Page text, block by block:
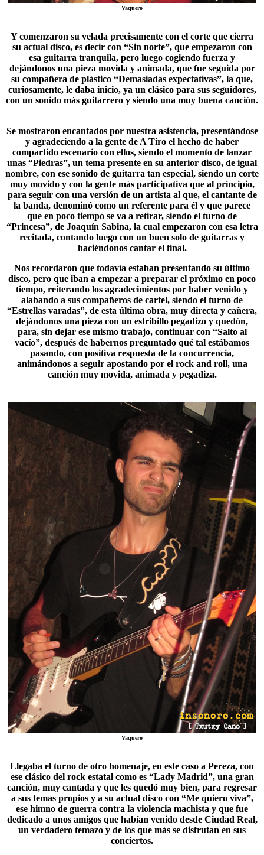
Vaquero
Y comenzaron su velada precisamente con el corte que cierra
su actual disco, es decir con “Sin norte”, que empezaron con
esa guitarra tranquila, pero luego cogiendo fuerza y
dejándonos una pieza movida y animada, que fue seguida por
su compañera de plástico “Demasiadas expectativas”, la que,
curiosamente, le daba inicio, ya un clásico para sus seguidores,
con un sonido más guitarrero y siendo una muy buena canción.
Se mostraron encantados por nuestra asistencia, presentándose
y agradeciendo a la gente de A Tiro el hecho de haber
compartido escenario con ellos, siendo el momento de lanzar
unas “Piedras”, un tema presente en su anterior disco, de igual
nombre, con ese sonido de guitarra tan especial, siendo un corte
muy movido y con la gente más participativa que al principio,
para seguir con una versión de un artista al que, el cantante de
la banda, denominó como un referente para él y que parece
que en poco tiempo se va a retirar, siendo el turno de
“Princesa”, de Joaquín Sabina, la cual empezaron con esa letra
recitada, contando luego con un buen solo de guitarras y
haciéndonos cantar el final.
Nos recordaron que todavía estaban presentando su último
disco, pero que iban a empezar a preparar el próximo en poco
tiempo, reiterando los agradecimientos por haber venido y
alabando a sus compañeros de cartel, siendo el turno de
“Estrellas varadas”, de esta última obra, muy directa y cañera,
dejándonos una pieza con un estribillo pegadizo y quedón,
para, sin dejar ese mismo trabajo, continuar con “Salto al
vacío”, después de habernos preguntado qué tal estábamos
pasando, con positiva respuesta de la concurrencia,
animándonos a seguir apostando por el rock and roll, una
canción muy movida, animada y pegadiza.
Vaquero
Llegaba el turno de otro homenaje, en este caso a Pereza, con
ese clásico del rock estatal como es “Lady Madrid”, una gran
canción, muy cantada y que les quedó muy bien, para regresar
a sus temas propios y a su actual disco con “Me quiero viva”,
ese himno de guerra contra la violencia machista y que fue
dedicado a unos amigos que habían venido desde Ciudad Real,
un verdadero temazo y de los que más se disfrutan en sus
conciertos.